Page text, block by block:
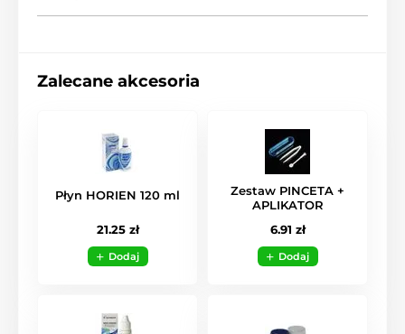
Zalecane akcesoria
Płyn HORIEN 120 ml
21.25 zł
Dodaj
Zestaw PINCETA +
APLIKATOR
6.91 zł
Dodaj